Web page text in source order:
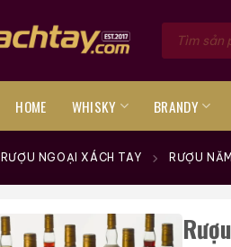
Tìm
kiếm
HOME WHISKY BRANDY
RƯỢU NGOẠI XÁCH TAY RƯỢU